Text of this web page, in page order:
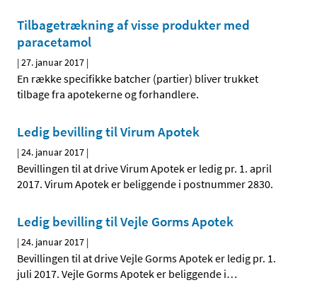
Tilbagetrækning af visse produkter med
paracetamol
|27. januar 2017 |
En række specifikke batcher (partier) bliver trukket
tilbage fra apotekerne og forhandlere.
Ledig bevilling til Virum Apotek
|24. januar 2017 |
Bevillingen til at drive Virum Apotek er ledig pr. 1. april
2017. Virum Apotek er beliggende i postnummer 2830.
Ledig bevilling til Vejle Gorms Apotek
|24. januar 2017 |
Bevillingen til at drive Vejle Gorms Apotek er ledig pr. 1.
juli 2017. Vejle Gorms Apotek er beliggende i…